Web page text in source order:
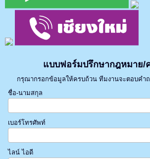
แบบฟอร์มปรึกษากฎหมาย/
กรุณากรอกข้อมูลให้ครบถ้วน ทีมงานจะตอบคำ
ชื่อ-นามสกุล
เบอร์โทรศัพท์
ไลน์ ไอดี